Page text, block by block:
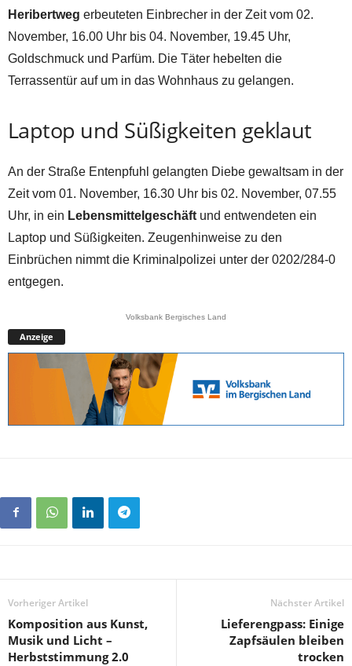
Heribertweg erbeuteten Einbrecher in der Zeit vom 02.
November, 16.00 Uhr bis 04. November, 19.45 Uhr,
Goldschmuck und Parfüm. Die Täter hebelten die
Terrassentür auf um in das Wohnhaus zu gelangen.
Laptop und Süßigkeiten geklaut
An der Straße Entenpfuhl gelangten Diebe gewaltsam in der
Zeit vom 01. November, 16.30 Uhr bis 02. November, 07.55
Uhr, in ein Lebensmittelgeschäft und entwendeten ein
Laptop und Süßigkeiten. Zeugenhinweise zu den
Einbrüchen nimmt die Kriminalpolizei unter der 0202/284-0
entgegen.
Volksbank Bergisches Land
Anzeige
Vorheriger Artikel
Komposition aus Kunst,
Musik und Licht –
Herbststimmung 2.0
Nächster Artikel
Lieferengpass: Einige
Zapfsäulen bleiben
trocken